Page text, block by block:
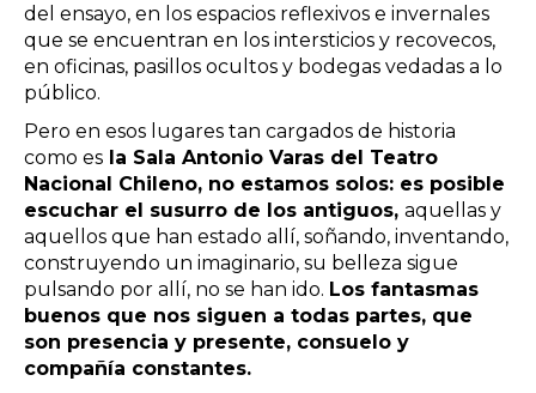
del ensayo, en los espacios reflexivos e invernales
que se encuentran en los intersticios y recovecos,
en oficinas, pasillos ocultos y bodegas vedadas a lo
público.
Pero en esos lugares tan cargados de historia
como es la Sala Antonio Varas del Teatro
Nacional Chileno, no estamos solos: es posible
escuchar el susurro de los antiguos, aquellas y
aquellos que han estado allí, soñando, inventando,
construyendo un imaginario, su belleza sigue
pulsando por allí, no se han ido. Los fantasmas
buenos que nos siguen a todas partes, que
son presencia y presente, consuelo y
compañía constantes.